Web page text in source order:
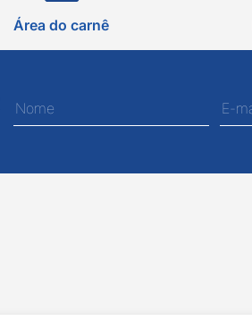
Área do carnê